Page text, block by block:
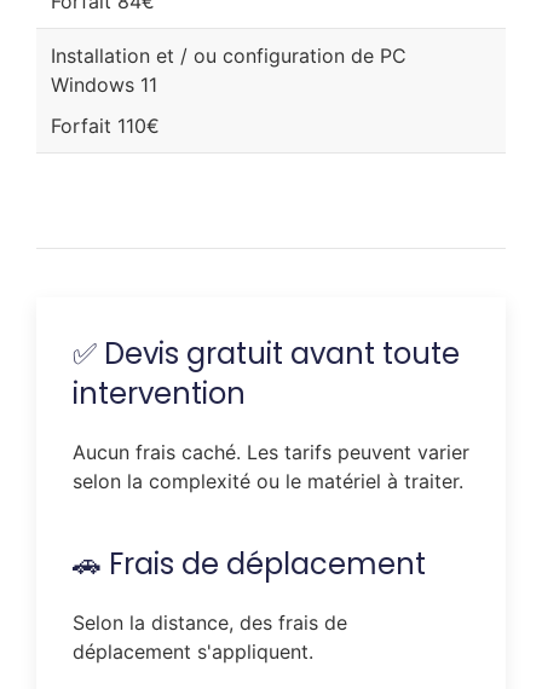
Installation et / ou configuration de PC
Windows 11
Forfait 110€
✅ Devis gratuit avant toute
intervention
Aucun frais caché. Les tarifs peuvent varier
selon la complexité ou le matériel à traiter.
🚗 Frais de déplacement
Selon la distance, des frais de
déplacement s'appliquent.